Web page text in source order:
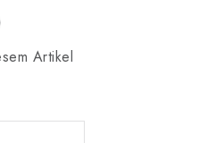
Artikel